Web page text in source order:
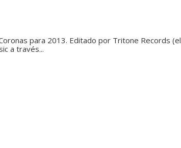
para 2013. Editado por Tritone Records (el
a través...